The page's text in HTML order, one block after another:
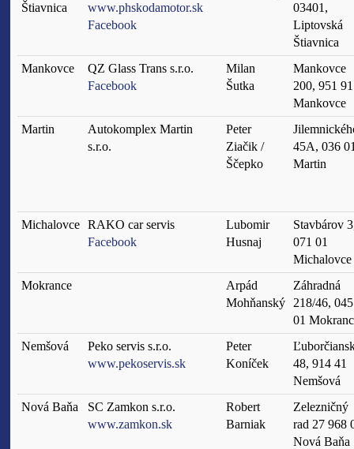
Štiavnica
www.phskodamotor.sk
Facebook
03401,
Liptovská
Štiavnica
Mankovce
QZ Glass Trans s.r.o.
Facebook
Milan
Šutka
Mankovce
200, 951 91
Mankovce
Martin
Autokomplex Martin
s.r.o.
Peter
Ziačik /
Ščepko
45A, 036
Martin
Michalovce RAKO car servis
Facebook
Lubomir
Husnaj
Stavbárov
071 01
Michalovce
Mokrance
Arpád
Mohňanský
Záhradná
218/46, 045
01
Nemšová
Peko servis s.r.o.
www.pekoservis.sk
Peter
Koníček
48, 914 41
Nemšová
Nová Baňa
SC Zamkon s.r.o.
www.zamkon.sk
Robert
Barniak
Zelezničný
rad 27 968
Nová Baňa